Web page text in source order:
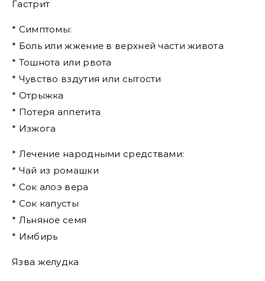
Гастрит
* Симптомы:
* Боль или жжение в верхней части живота
* Тошнота или рвота
* Чувство вздутия или сытости
* Отрыжка
* Потеря аппетита
* Изжога
* Лечение народными средствами:
* Чай из ромашки
* Сок алоэ вера
* Сок капусты
* Льняное семя
* Имбирь
Язва желудка